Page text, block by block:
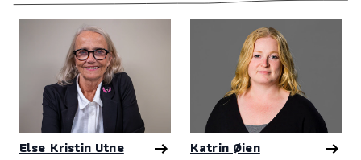
Else Kristin Utne
Katrin Øien